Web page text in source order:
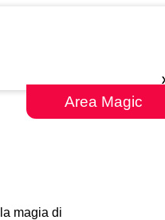
Area Magic
magia di